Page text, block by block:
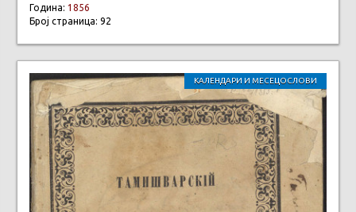
Година: 1856
Број страница: 92
КАЛЕНДАРИ И МЕСЕЦОСЛОВИ